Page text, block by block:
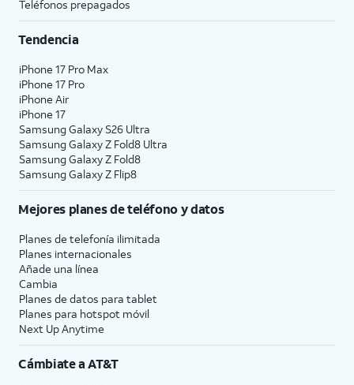
Teléfonos prepagados
Tendencia
iPhone 17 Pro Max
iPhone 17 Pro
iPhone Air
iPhone 17
Samsung Galaxy S26 Ultra
Samsung Galaxy Z Fold8 Ultra
Samsung Galaxy Z Fold8
Samsung Galaxy Z Flip8
Mejores planes de teléfono y datos
Planes de telefonía ilimitada
Planes internacionales
Añade una línea
Cambia
Planes de datos para tablet
Planes para hotspot móvil
Next Up Anytime
Cámbiate aAT&T